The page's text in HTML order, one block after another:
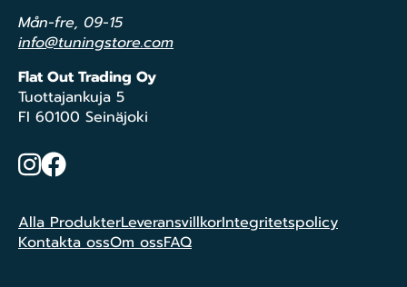
Mån-fre, 09-15
info@tuningstore.com
Flat Out Trading Oy
Tuottajankuja 5
FI 60100 Seinäjoki
Instagram
Facebook
Alla ProdukterLeveransvillkorIntegritetspolicy
Kontakta ossOm ossFAQ